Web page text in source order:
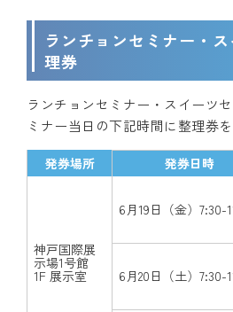
ランチョンセミナー・
理券
ランチョンセミナー・スイーツ
ミナー当日の下記時間に整理券
発券場所 発券日時
神戸国際展
示場1号館
1F 展示室
6月19日（金）7:30-
6月20日（土）7:30-